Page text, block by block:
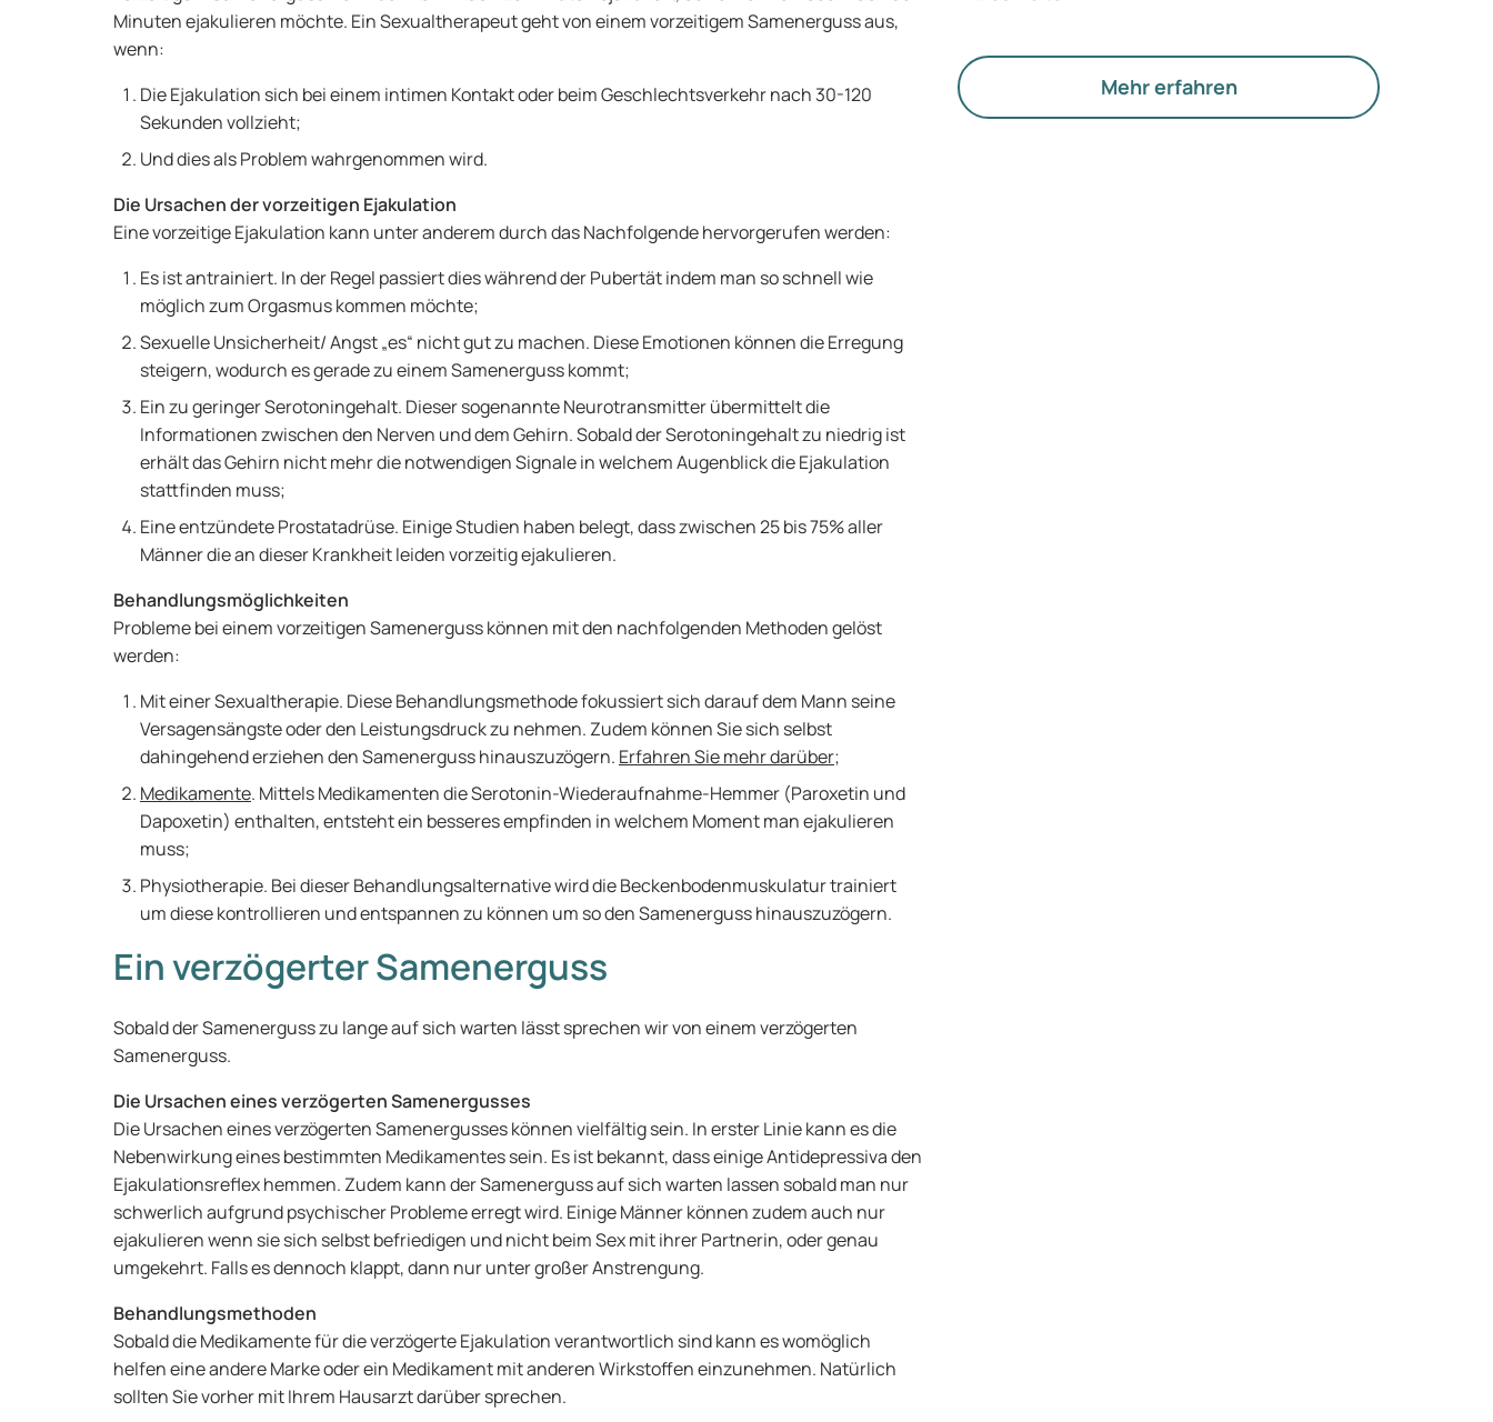
Minuten ejakulieren möchte. Ein Sexualtherapeut geht von einem vorzeitigem Samenerguss aus,
wenn:
Die Ejakulation sich bei einem intimen Kontakt oder beim Geschlechtsverkehr nach 30-120
Sekunden vollzieht;
Und dies als Problem wahrgenommen wird.
Die Ursachen der vorzeitigen Ejakulation
Eine vorzeitige Ejakulation kann unter anderem durch das Nachfolgende hervorgerufen werden:
Es ist antrainiert. In der Regel passiert dies während der Pubertät indem man so schnell wie
möglich zum Orgasmus kommen möchte;
Sexuelle Unsicherheit/ Angst „es“ nicht gut zu machen. Diese Emotionen können die Erregung
steigern, wodurch es gerade zu einem Samenerguss kommt;
Ein zu geringer Serotoningehalt. Dieser sogenannte Neurotransmitter übermittelt die
Informationen zwischen den Nerven und dem Gehirn. Sobald der Serotoningehalt zu niedrig ist
erhält das Gehirn nicht mehr die notwendigen Signale in welchem Augenblick die Ejakulation
stattfinden muss;
Eine entzündete Prostatadrüse. Einige Studien haben belegt, dass zwischen 25 bis 75% aller
Männer die an dieser Krankheit leiden vorzeitig ejakulieren.
Behandlungsmöglichkeiten
Probleme bei einem vorzeitigen Samenerguss können mit den nachfolgenden Methoden gelöst
werden:
Mit einer Sexualtherapie. Diese Behandlungsmethode fokussiert sich darauf dem Mann seine
Versagensängste oder den Leistungsdruck zu nehmen. Zudem können Sie sich selbst
dahingehend erziehen den Samenerguss hinauszuzögern. Erfahren Sie mehr darüber;
Medikamente. Mittels Medikamenten die Serotonin-Wiederaufnahme-Hemmer (Paroxetin und
Dapoxetin) enthalten, entsteht ein besseres empfinden in welchem Moment man ejakulieren
muss;
Physiotherapie. Bei dieser Behandlungsalternative wird die Beckenbodenmuskulatur trainiert
um diese kontrollieren und entspannen zu können um so den Samenerguss hinauszuzögern.
Ein verzögerter Samenerguss
Sobald der Samenerguss zu lange auf sich warten lässt sprechen wir von einem verzögerten
Samenerguss.
Die Ursachen eines verzögerten Samenergusses
Die Ursachen eines verzögerten Samenergusses können vielfältig sein. In erster Linie kann es die
Nebenwirkung eines bestimmten Medikamentes sein. Es ist bekannt, dass einige Antidepressiva den
Ejakulationsreflex hemmen. Zudem kann der Samenerguss auf sich warten lassen sobald man nur
schwerlich aufgrund psychischer Probleme erregt wird. Einige Männer können zudem auch nur
ejakulieren wenn sie sich selbst befriedigen und nicht beim Sex mit ihrer Partnerin, oder genau
umgekehrt. Falls es dennoch klappt, dann nur unter großer Anstrengung.
Behandlungsmethoden
Sobald die Medikamente für die verzögerte Ejakulation verantwortlich sind kann es womöglich
helfen eine andere Marke oder ein Medikament mit anderen Wirkstoffen einzunehmen. Natürlich
sollten Sie vorher mit Ihrem Hausarzt darüber sprechen.
legt jedoch mehr Gewicht auf Hormone, den
Stoffwechsel und die Funktion der Eierstöcke.
Mehr erfahren